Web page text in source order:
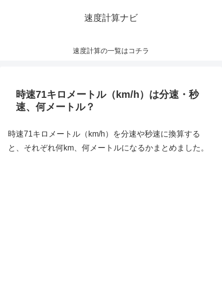
速度計算ナビ
速度計算の一覧はコチラ
時速71キロメートル（km/h）は分速・秒
速、何メートル？
時速71キロメートル（km/h）を分速や秒速に換算する
と、それぞれ何km、何メートルになるかまとめました。